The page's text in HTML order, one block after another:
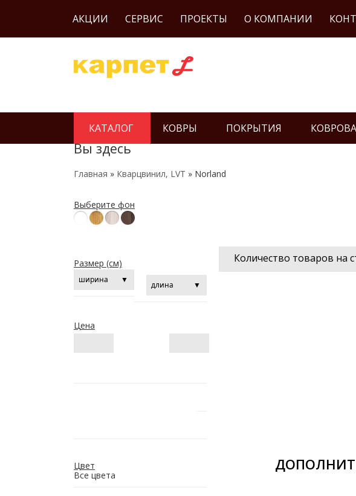
АКЦИИ СЕРВИС ПРОЕКТЫ О КОМПАНИИ
КАТАЛОГ КОВРЫ ПОКРЫТИЯ
Вы здесь
Главная » Кварцвинил, LVT » Norland
Количество товаров на
Выберите фон
Размер (см)
Цена
Цвет
Все цвета